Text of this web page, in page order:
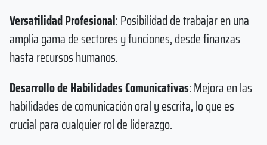
Versatilidad Profesional: Posibilidad de trabajar en una
amplia gama de sectores y funciones, desde finanzas
hasta recursos humanos.
Desarrollo de Habilidades Comunicativas: Mejora en las
habilidades de comunicación oral y escrita, lo que es
crucial para cualquier rol de liderazgo.